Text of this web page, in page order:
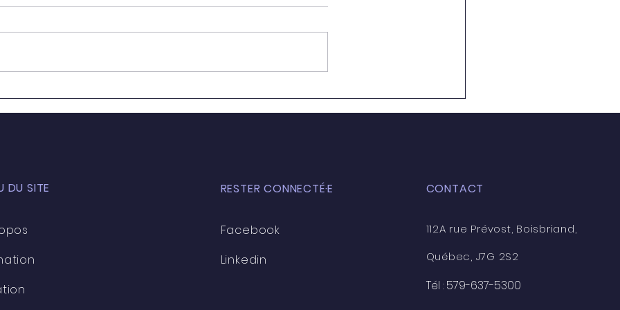
Formations 2025🎓
DU SITE RESTER CONNECTÉ·E
Facebook
Linkedin
CONTACT
112A rue Prévost, Boisbriand,
Québec, J7G 2S2
Tél : 579-637-5300